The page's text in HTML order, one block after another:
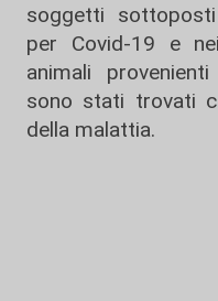
soggetti
per Covid-19 e
animali
sono stati trovati
della malattia.